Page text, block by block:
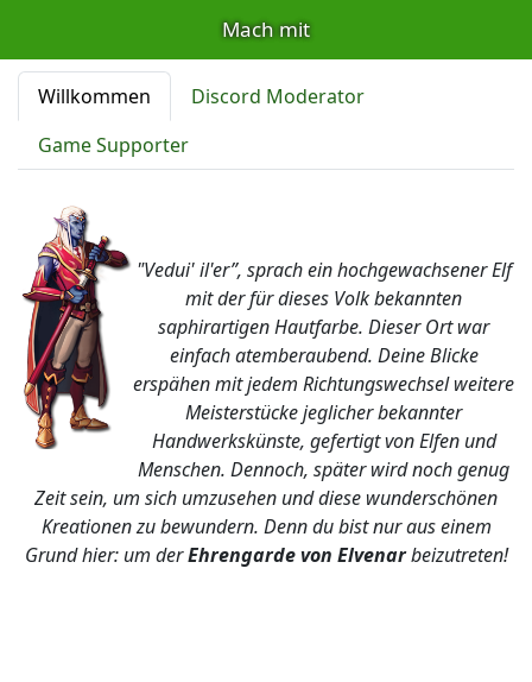
Mach mit
Willkommen
Discord Moderator
Game Supporter
"Vedui' il'er”, sprach ein hochgewachsener Elf
mit der für dieses Volk bekannten
saphirartigen Hautfarbe. Dieser Ort war
einfach atemberaubend. Deine Blicke
erspähen mit jedem Richtungswechsel weitere
Meisterstücke jeglicher bekannter
Handwerkskünste, gefertigt von Elfen und
Menschen. Dennoch, später wird noch genug
Zeit sein, um sich umzusehen und diese wunderschönen
Kreationen zu bewundern. Denn du bist nur aus einem
Grund hier: um derEhrengarde von Elvenarbeizutreten!